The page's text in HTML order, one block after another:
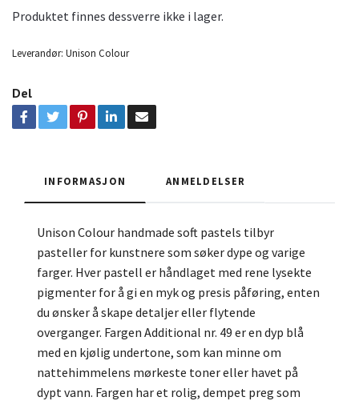
Produktet finnes dessverre ikke i lager.
Leverandør: Unison Colour
Del
INFORMASJON ANMELDELSER
Unison Colour handmade soft pastels tilbyr
pasteller for kunstnere som søker dype og varige
farger. Hver pastell er håndlaget med rene lysekte
pigmenter for å gi en myk og presis påføring, enten
du ønsker å skape detaljer eller flytende
overganger. Fargen Additional nr. 49 er en dyp blå
med en kjølig undertone, som kan minne om
nattehimmelens mørkeste toner eller havet på
dypt vann. Fargen har et rolig, dempet preg som